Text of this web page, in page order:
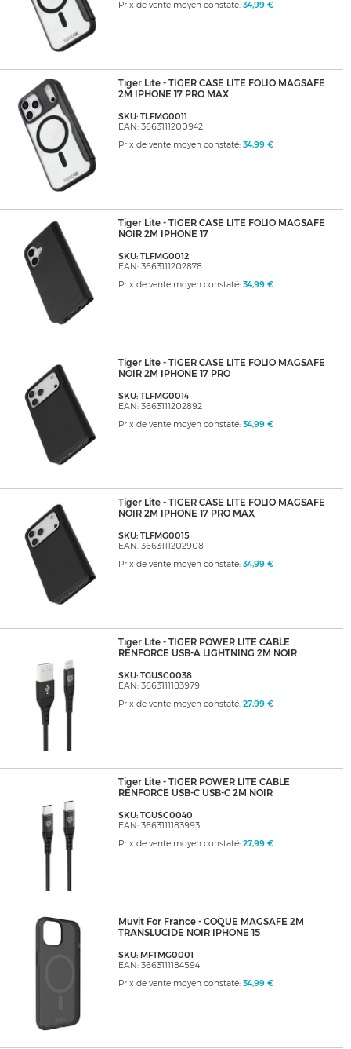
Prix de vente moyen constaté: 34,99 €
Tiger Lite - TIGER CASE LITE FOLIO MAGSAFE
2M IPHONE 17 PRO MAX
SKU: TLFMG0011
EAN: 3663111200942
Prix de vente moyen constaté: 34,99 €
Tiger Lite - TIGER CASE LITE FOLIO MAGSAFE
NOIR 2M IPHONE 17
SKU: TLFMG0012
EAN: 3663111202878
Prix de vente moyen constaté: 34,99 €
Tiger Lite - TIGER CASE LITE FOLIO MAGSAFE
NOIR 2M IPHONE 17 PRO
SKU: TLFMG0014
EAN: 3663111202892
Prix de vente moyen constaté: 34,99 €
Tiger Lite - TIGER CASE LITE FOLIO MAGSAFE
NOIR 2M IPHONE 17 PRO MAX
SKU: TLFMG0015
EAN: 3663111202908
Prix de vente moyen constaté: 34,99 €
Tiger Lite - TIGER POWER LITE CABLE
RENFORCE USB-A LIGHTNING 2M NOIR
SKU: TGUSC0038
EAN: 3663111183979
Prix de vente moyen constaté: 27,99 €
Tiger Lite - TIGER POWER LITE CABLE
RENFORCE USB-C USB-C 2M NOIR
SKU: TGUSC0040
EAN: 3663111183993
Prix de vente moyen constaté: 27,99 €
Muvit For France - COQUE MAGSAFE 2M
TRANSLUCIDE NOIR IPHONE 15
SKU: MFTMG0001
EAN: 3663111184594
Prix de vente moyen constaté: 34,99 €